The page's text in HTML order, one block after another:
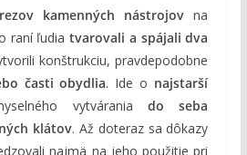
kamenných nástrojov na
raní ľudiatvarovali a spájali dva
konštrukciu, pravdepodobne
časti obydlia. Ide o najstarší
vytvárania do seba
klátov. Až doteraz sa dôkazy
najmä na jeho použitie pri